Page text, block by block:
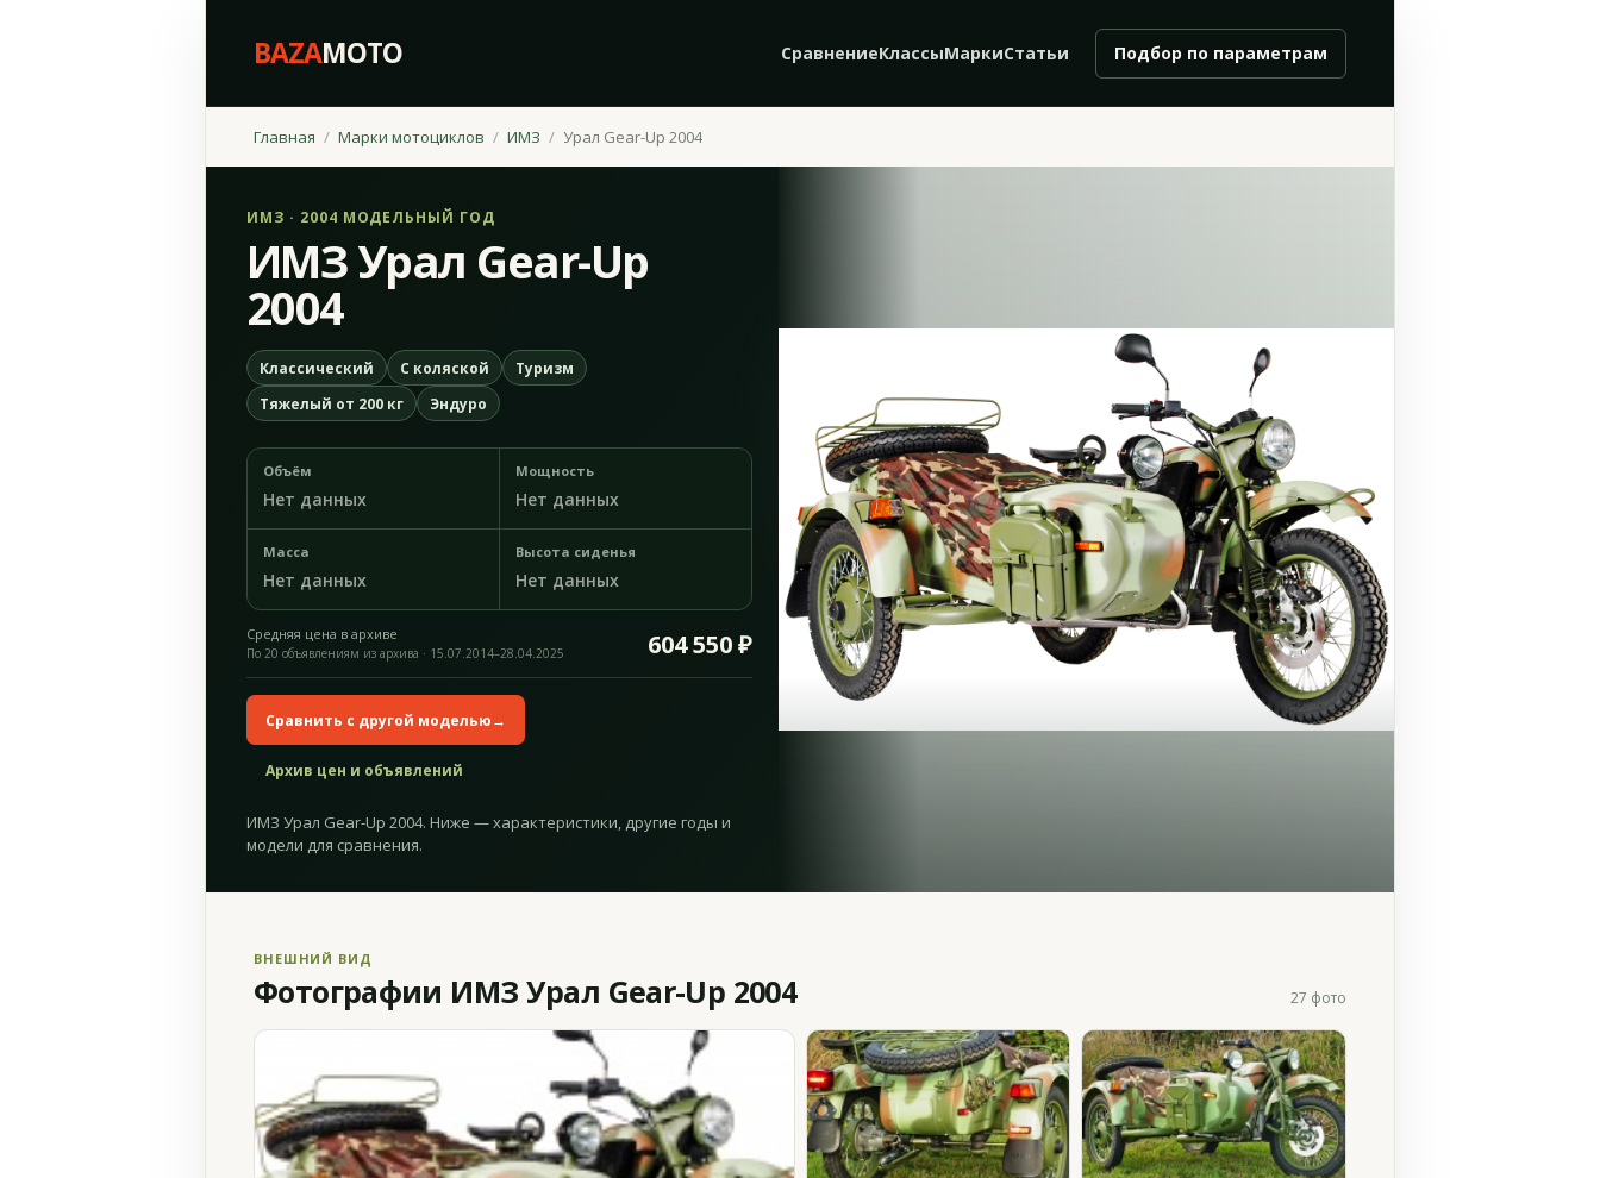
BAZAMOTO СравнениеКлассыМаркиСтатьи Подбор по параметрам
Главная Марки мотоциклов ИМЗ Урал Gear-Up 2004
ИМЗ · 2004 МОДЕЛЬНЫЙ ГОД
ИМЗ Урал Gear-Up
2004
Классический С коляской
Туризм
Тяжелый от 200 кг
Эндуро
Объём
Нет данных
Мощность
Нет данных
Масса
Нет данных
Высота сиденья
Нет данных
Средняя цена в архиве 604 550 ₽
По 20 объявлениям из архива · 15.07.2014–28.04.2025
Сравнить с другой моделью→
Архив цен и объявлений
ИМЗ Урал Gear-Up 2004. Ниже — характеристики, другие годы и
модели для сравнения.
ВНЕШНИЙ ВИД
Фотографии ИМЗ Урал Gear-Up 2004 27 фото